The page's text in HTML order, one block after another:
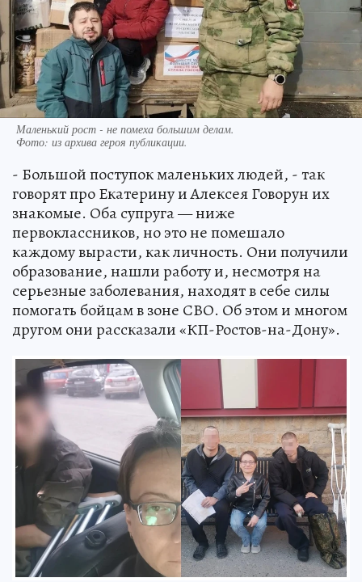
Маленький рост - не помеха большим делам.
Фото: из архива героя публикации.
- Большой поступок маленьких людей, - так
говорят про Екатерину и Алексея Говорун их
знакомые. Оба супруга — ниже
первоклассников, но это не помешало
каждому вырасти, как личность. Они получили
образование, нашли работу и, несмотря на
серьезные заболевания, находят в себе силы
помогать бойцам в зоне СВО. Об этом и многом
другом они рассказали «КП-Ростов-на-Дону».